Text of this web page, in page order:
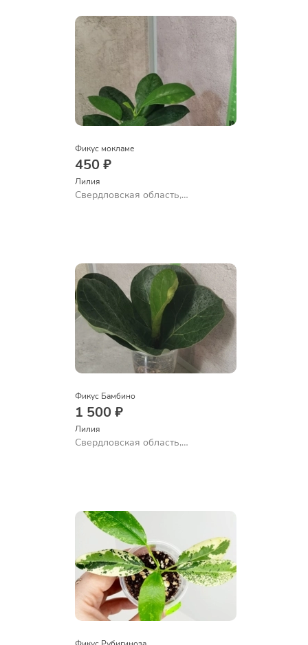
Фикус мокламе
450 ₽
Лилия
Свердловская область,
Фикус Бамбино
1 500 ₽
Лилия
Свердловская область,